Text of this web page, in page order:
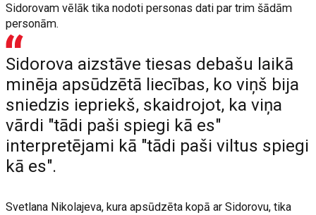
Sidorovam vēlāk tika nodoti personas dati par trim šādām
personām.
Sidorova aizstāve tiesas debašu laikā
minēja apsūdzētā liecības, ko viņš bija
sniedzis iepriekš, skaidrojot, ka viņa
vārdi "tādi paši spiegi kā es"
interpretējami kā "tādi paši viltus spiegi
kā es".
Svetlana Nikolajeva, kura apsūdzēta kopā ar Sidorovu, tika